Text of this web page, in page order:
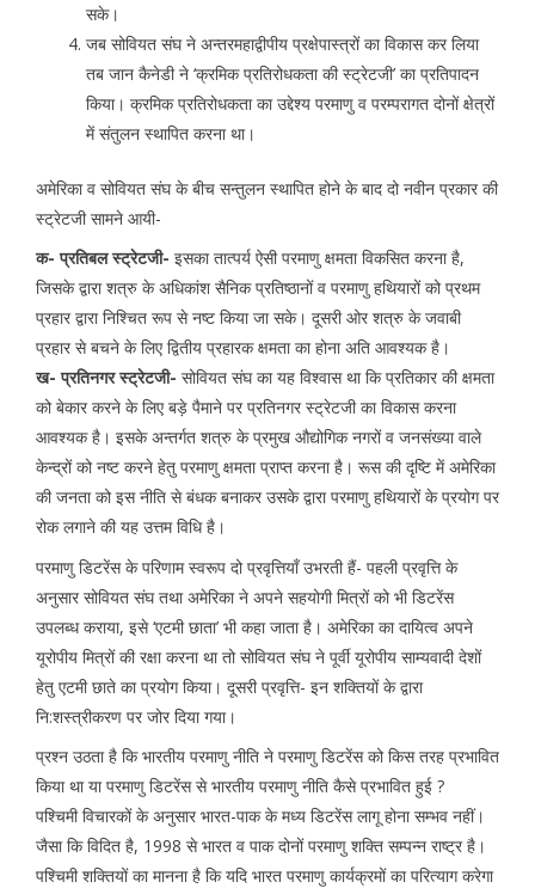
सके।
जब सोवियत संघ ने अन्तरमहाद्वीपीय प्रक्षेपास्त्रों का विकास कर लिया
तब जान कैनेडी ने ‘क्रमिक प्रतिरोधकता की स्ट्रेटजी’ का प्रतिपादन
किया। क्रमिक प्रतिरोधकता का उद्देश्य परमाणु व परम्परागत दोनों क्षेत्रों
में संतुलन स्थापित करना था।
अमेरिका व सोवियत संघ के बीच सन्तुलन स्थापित होने के बाद दो नवीन प्रकार की
स्ट्रेटजी सामने आयी-
क- प्रतिबल स्ट्रेटजी- इसका तात्पर्य ऐसी परमाणु क्षमता विकसित करना है,
जिसके द्वारा शत्रु के अधिकांश सैनिक प्रतिष्ठानों व परमाणु हथियारों को प्रथम
प्रहार द्वारा निश्चित रूप से नष्ट किया जा सके। दूसरी ओर शत्रु के जवाबी
प्रहार से बचने के लिए द्वितीय प्रहारक क्षमता का होना अति आवश्यक है।
ख- प्रतिनगर स्ट्रेटजी- सोवियत संघ का यह विश्वास था कि प्रतिकार की क्षमता
को बेकार करने के लिए बड़े पैमाने पर प्रतिनगर स्ट्रेटजी का विकास करना
आवश्यक है। इसके अन्तर्गत शत्रु के प्रमुख औद्योगिक नगरों व जनसंख्या वाले
केन्द्रों को नष्ट करने हेतु परमाणु क्षमता प्राप्त करना है। रूस की दृष्टि में अमेरिका
की जनता को इस नीति से बंधक बनाकर उसके द्वारा परमाणु हथियारों के प्रयोग पर
रोक लगाने की यह उत्तम विधि है।
परमाणु डिटरेंस के परिणाम स्वरूप दो प्रवृत्तियॉं उभरती हैं- पहली प्रवृत्ति के
अनुसार सोवियत संघ तथा अमेरिका ने अपने सहयोगी मित्रों को भी डिटरेंस
उपलब्ध कराया, इसे ‘एटमी छाता’ भी कहा जाता है। अमेरिका का दायित्व अपने
यूरोपीय मित्रों की रक्षा करना था तो सोवियत संघ ने पूर्वी यूरोपीय साम्यवादी देशों
हेतु एटमी छाते का प्रयोग किया। दूसरी प्रवृत्ति- इन शक्तियों के द्वारा
नि:शस्त्रीकरण पर जोर दिया गया।
प्रश्न उठता है कि भारतीय परमाणु नीति ने परमाणु डिटरेंस को किस तरह प्रभावित
किया था या परमाणु डिटरेंस से भारतीय परमाणु नीति कैसे प्रभावित हुई ?
पश्चिमी विचारकों के अनुसार भारत-पाक के मध्य डिटरेंस लागू होना सम्भव नहीं।
जैसा कि विदित है, 1998 से भारत व पाक दोनों परमाणु शक्ति सम्पन्न राष्ट्र है।
पश्चिमी शक्तियों का मानना है कि यदि भारत परमाणु कार्यक्रमों का परित्याग करेगा